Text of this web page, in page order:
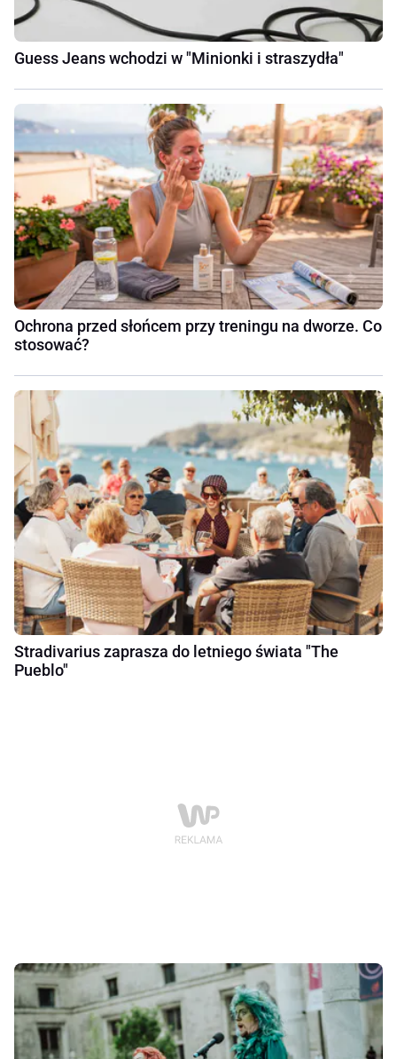
Guess Jeans wchodzi w "Minionki i straszydła"
Ochrona przed słońcem przy treningu na dworze. Co
stosować?
Stradivarius zaprasza do letniego świata "The
Pueblo"